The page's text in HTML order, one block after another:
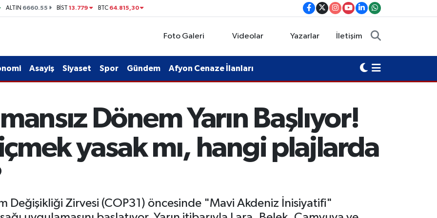
ALTIN 6660.55 BİST13.779 BTC 64.815,30
Foto Galeri Videolar Yazarlar İletişim
Asayiş Siyaset Spor Gündem Afyon Cenaze İlanları
Dönem Yarın Başlıyor!
yasak mı, hangi plajlarda
Değişikliği Zirvesi (COP31) öncesinde "Mavi Akdeniz İnisiyatifi"